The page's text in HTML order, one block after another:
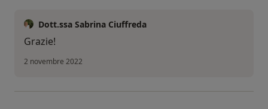
Dott.ssa Sabrina Ciuffreda
Grazie!
2 novembre 2022